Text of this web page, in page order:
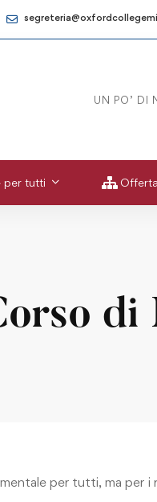
UN PO’ DI
per tutti
di
per tutti, ma per